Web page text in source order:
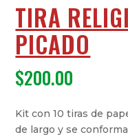
TIRA
PICADO
$200.00
Kit con 10 tiras de
de largo y se